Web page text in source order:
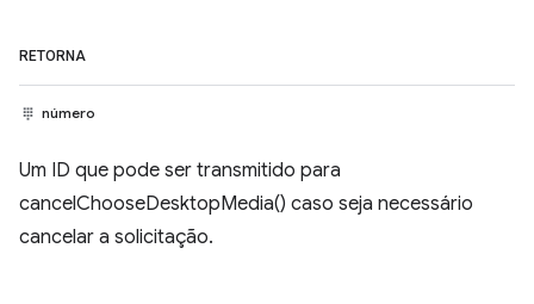
RETORNA
número
Um ID que pode ser transmitido para
cancelChooseDesktopMedia() caso seja necessário
cancelar a solicitação.